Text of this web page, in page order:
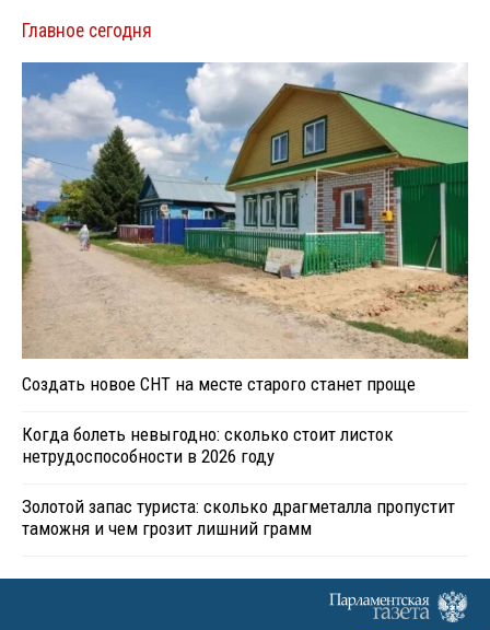
Главное сегодня
Создать новое СНТ на месте старого станет проще
Когда болеть невыгодно: сколько стоит листок
нетрудоспособности в 2026 году
Золотой запас туриста: сколько драгметалла пропустит
таможня и чем грозит лишний грамм